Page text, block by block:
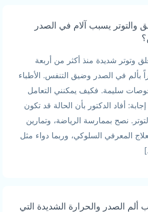
والتوتر يسبب آلام في الصدر
وتوتر شديدة منذ أكثر من أربعة
في الصدر وضيق التنفس. الأطباء
سليمة. فكيف يمكنني التعامل
أفاد الدكتور بأن الحالة قد تكون
نصح بممارسة الرياضة، وتمارين
المعرفي السلوكي، وربما دواء مثل
ألم الصدر والحرارة الشديدة التي